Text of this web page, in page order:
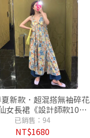
新款．超混搭無袖碎花
女長裙《設計師款100%
保證品質佳》
已銷售：94
NT$1680